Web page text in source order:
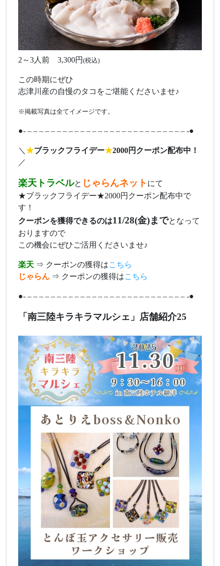
2～3人前 3,300円 (税込)
この時期にぜひ
志津川産の自慢のタコをご堪能くださいませ♪
※掲載写真は全てイメージです。
●- – – – – – – – – – – – – – – – – – – – – – – – – – – – -●
＼ ★ブラックフライデー★2000円クーポン配布中！
／
楽天トラベルと じゃらんネット にて
★ブラックフライデー★2000円クーポン配布中で
す！
クーポンを獲得できるのは11/28(金)までとなって
おりますので
この機会にぜひご活用くださいませ♪
楽天 ⇒ クーポンの獲得はこちら
じゃらん ⇒ クーポンの獲得はこちら
●- – – – – – – – – – – – – – – – – – – – – – – – – – – – -●
「南三陸キラキラマルシェ」店舗紹介25